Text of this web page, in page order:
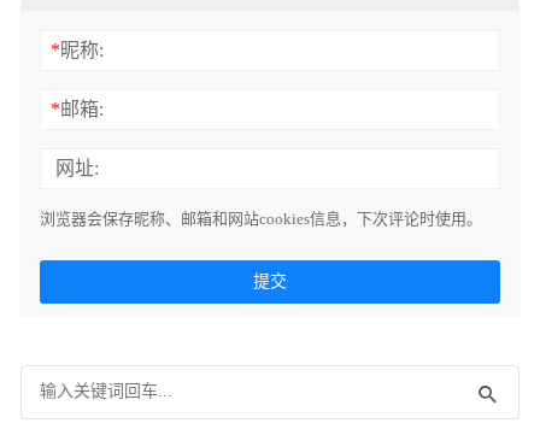
*昵称:
*邮箱:
网址:
浏览器会保存昵称、邮箱和网站cookies信息，下次评论时使用。